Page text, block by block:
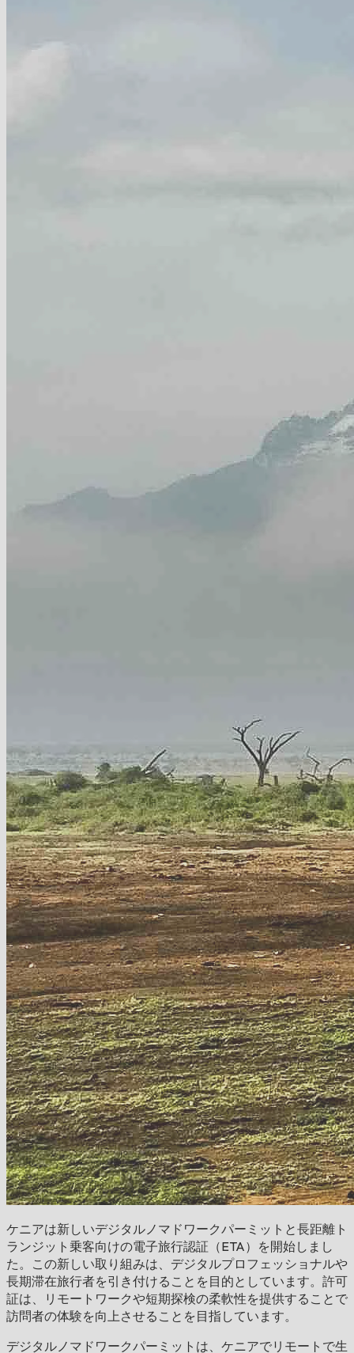
ケニアは新しいデジタルノマドワークパーミットと長距離ト
ランジット乗客向けの電子旅行認証（ETA）を開始しまし
た。この新しい取り組みは、デジタルプロフェッショナルや
長期滞在旅行者を引き付けることを目的としています。許可
証は、リモートワークや短期探検の柔軟性を提供することで
訪問者の体験を向上させることを目指しています。
デジタルノマドワークパーミットは、ケニアでリモートで生